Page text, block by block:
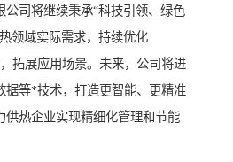
公司将继续秉承“科技引领、绿色
领域实际需求，持续优化
拓展应用场景。未来，公司将进
据等*技术，打造更智能、更精准
供热企业实现精细化管理和节能